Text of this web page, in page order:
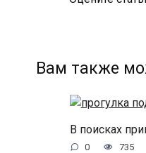
Вам также
В поисках
0 735